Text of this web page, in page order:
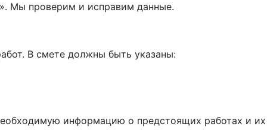
Мы проверим и исправим данные.
В смете должны быть указаны:
информацию о предстоящих работах и